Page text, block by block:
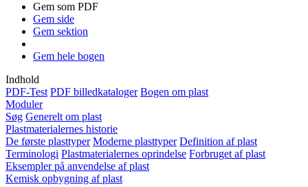
Gem som PDF
Gem side
Gem sektion
Gem hele bogen
Indhold
PDF-Test PDF billedkataloger Bogen om plast
Moduler
Søg Generelt om plast
Plastmaterialernes historie
De første plasttyper Moderne plasttyper Definition af plast
Terminologi Plastmaterialernes oprindelse Forbruget af plast
Eksempler på anvendelse af plast
Kemisk opbygning af plast